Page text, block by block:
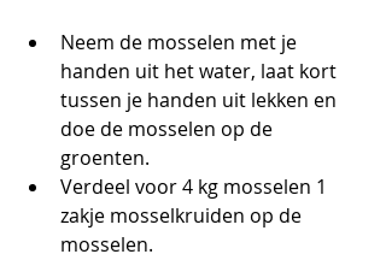
Neem de mosselen met je
handen uit het water, laat kort
tussen je handen uit lekken en
doe de mosselen op de
groenten.
Verdeel voor 4 kg mosselen 1
zakje mosselkruiden op de
mosselen.